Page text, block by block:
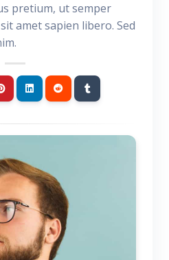
pretium, ut semper
amet sapien libero. Sed